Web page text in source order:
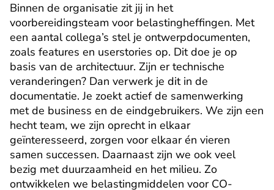
Binnen de organisatie zit jij in het
voorbereidingsteam voor belastingheffingen. Met
een aantal collega’s stel je ontwerpdocumenten,
zoals features en userstories op. Dit doe je op
basis van de architectuur. Zijn er technische
veranderingen? Dan verwerk je dit in de
documentatie. Je zoekt actief de samenwerking
met de business en de eindgebruikers. We zijn een
hecht team, we zijn oprecht in elkaar
geïnteresseerd, zorgen voor elkaar én vieren
samen successen. Daarnaast zijn we ook veel
bezig met duurzaamheid en het milieu. Zo
ontwikkelen we belastingmiddelen voor CO-